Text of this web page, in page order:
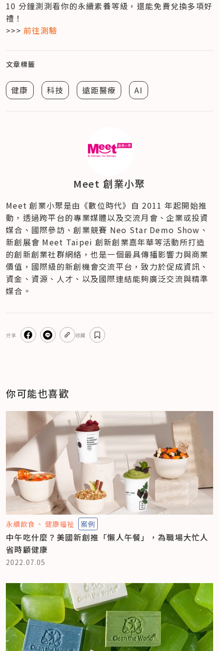
10 分鐘測測看你的永續素養等級，還能免費兌換多項好
禮！
>>> 前往測驗
文章標籤
健康 科技 遠距醫療 AI
Meet 創業小聚
Meet 創業小聚是由《數位時代》自 2011 年起開始推
動，透過跨平台的專業媒體以及交流月會、企業或投資
媒合、國際參訪、創業競賽 Neo Star Demo Show、
新創展會 Meet Taipei 創新創業嘉年華等活動所打造
的創新創業社群網絡，也是一個最具傳播影響力與商業
價值，國際級的新創機會交流平台，致力於促成資訊、
資金、資源、人才、以及國際連結能夠廣泛交流與精準
媒合。
分享 收藏
你可能也喜歡
永續飲食 健康福祉 案例
中午吃什麼？美國新創推「懶人午餐」，為職場大忙人
省時顧健康
2022.07.05